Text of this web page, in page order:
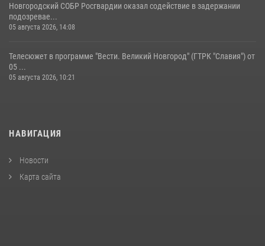
Новгородский СОБР Росгвардии оказал содействие в задержании
подозревае...
05 августа 2026, 14:08
Телесюжет в программе "Вести. Великий Новгород" (ГТРК "Славия") от
05 ...
05 августа 2026, 10:21
НАВИГАЦИЯ
Новости
Карта сайта